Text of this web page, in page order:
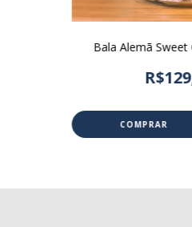
Bala Alemã